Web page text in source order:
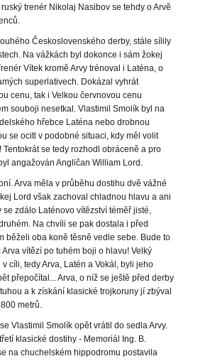
trenér Nikolaj Nasibov se tehdy o Arvě
Československého derby, stále sílily
Na vážkách byl dokonce i sám žokej
Vítek kromě Arvy trénoval i Laténa, o
superlativech. Dokázal vyhrát
cenu, tak i Velkou červnovou cenu
souboji nesetkal. Vlastimil Smolík byl na
hřebce Laténa nebo drobnou
se ocitl v podobné situaci, kdy měl volit
se tedy rozhodl obráceně a pro
angažován Angličan William Lord.
Arva měla v průběhu dostihu dvě vážné
Lord však zachoval chladnou hlavu a ani
zdálo Laténovo vítězství téměř jisté,
Na chvíli se pak dostala i před
běželi oba koně těsně vedle sebe. Bude to
vítězí po tuhém boji o hlavu! Velký
cíli, tedy Arva, Latén a Vokál, byli jeho
přepočítal... Arva, o níž se ještě před derby
a k získání klasické trojkoruny jí zbýval
metrů.
Vlastimil Smolík opět vrátil do sedla Arvy.
klasické dostihy - Memoriál Ing. B.
na chuchelském hippodromu postavila